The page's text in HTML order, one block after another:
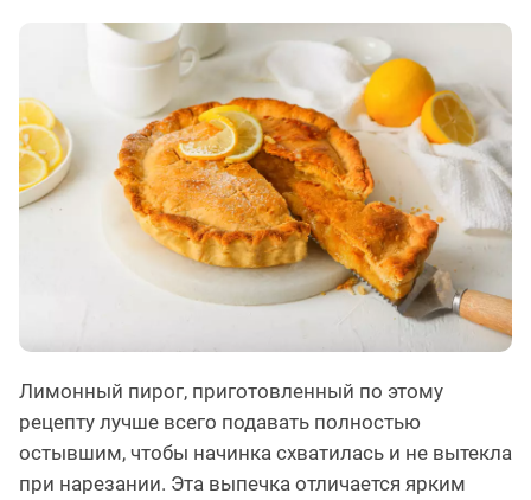
Лимонный пирог, приготовленный по этому
рецепту лучше всего подавать полностью
остывшим, чтобы начинка схватилась и не вытекла
при нарезании. Эта выпечка отличается ярким